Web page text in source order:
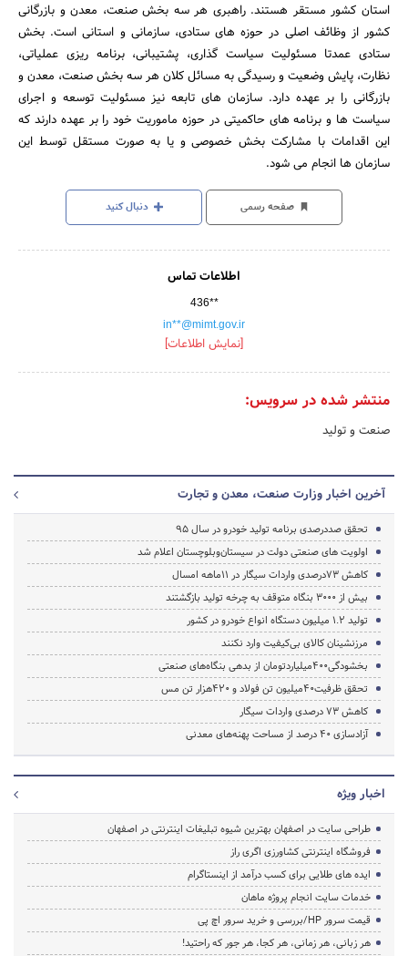
استان کشور مستقر هستند. راهبری هر سه بخش صنعت، معدن و بازرگانی
کشور از وظائف اصلی در حوزه های ستادی، سازمانی و استانی است. بخش
ستادی عمدتا مسئولیت سیاست گذاری، پشتیبانی، برنامه ریزی عملیاتی،
نظارت، پایش وضعیت و رسیدگی به مسائل کلان هر سه بخش صنعت، معدن و
بازرگانی را بر عهده دارد. سازمان های تابعه نیز مسئولیت توسعه و اجرای
سیاست ها و برنامه های حاکمیتی در حوزه ماموریت خود را بر عهده دارند که
این اقدامات با مشارکت بخش خصوصی و یا به صورت مستقل توسط این
سازمان ها انجام می شود.
صفحه رسمی دنبال کنید
اطلاعات تماس
436**
in**@mimt.gov.ir
[نمایش اطلاعات]
منتشر شده در سرویس:
صنعت و تولید
آخرین اخبار وزارت صنعت، معدن و تجارت
تحقق صددرصدی برنامه تولید خودرو در سال 95
اولویت های صنعتی دولت در سیستان‌وبلوچستان اعلام شد
کاهش 73درصدی واردات سیگار در 11ماهه امسال
بیش از 3000 بنگاه متوقف به چرخه تولید بازگشتند
تولید 1.2 میلیون دستگاه انواع خودرو در کشور
مرزنشینان کالای بی‌کیفیت وارد نکنند
بخشودگی400میلیاردتومان از بدهی بنگاه‌های صنعتی
تحقق ظرفیت40میلیون تن فولاد و 420هزار تن مس
کاهش 73 درصدی واردات سیگار
آزادسازی 40 درصد از مساحت پهنه‌های معدنی
اخبار ویژه
طراحی سایت در اصفهان بهترین شیوه تبلیغات اینترنتی در اصفهان
فروشگاه اینترنتی کشاورزی اگری راز
ایده های طلایی برای کسب درآمد از اینستاگرام
خدمات سایت انجام پروژه ماهان
قیمت سرور HP/بررسی و خرید سرور اچ پی
هر زبانی، هر زمانی، هر کجا، هر جور که راحتید!